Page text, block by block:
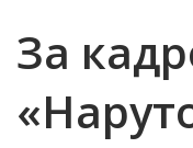
За